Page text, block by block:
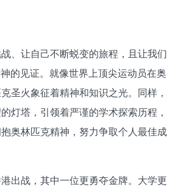
、让自己不断蜕变的旅程，且让我们
的见证。就像世界上顶尖运动员在奥
圣火象征着精神和知识之光。同样，
灯塔，引领着严谨的学术探索历程，
奥林匹克精神，努力争取个人最佳成
出战，其中一位更勇夺金牌。大学更